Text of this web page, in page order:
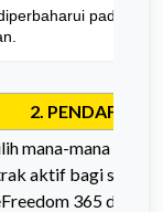
pada
2.
mana-mana satu
aktif bagi setiap
365 dan